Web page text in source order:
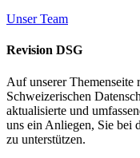
Unser Team
Revision DSG
Auf unserer Themenseite
Schweizerischen
aktualisierte und
uns ein Anliegen, Sie bei
zu unterstützen.